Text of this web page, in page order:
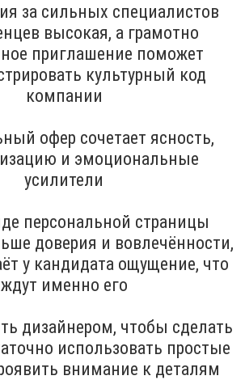
за сильных специалистов
высокая, а грамотно
приглашение поможет
культурный код
компании
офер сочетает ясность,
и эмоциональные
усилители
персональной страницы
доверия и вовлечённости,
у кандидата ощущение, что
ждут именно его
дизайнером, чтобы сделать
использовать простые
внимание к деталям